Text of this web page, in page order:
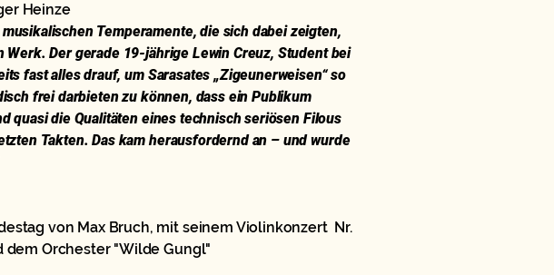
Heinze
Temperamente, die sich dabei zeigten,
Der gerade 19-jährige Lewin Creuz, Student bei
fast alles drauf, um Sarasates „Zigeunerweisen“ so
frei darbieten zu können, dass ein Publikum
quasi die Qualitäten eines technisch seriösen Filous
Takten. Das kam herausfordernd an – und wurde
von Max Bruch, mit seinem Violinkonzert Nr.
Orchester "Wilde Gungl"